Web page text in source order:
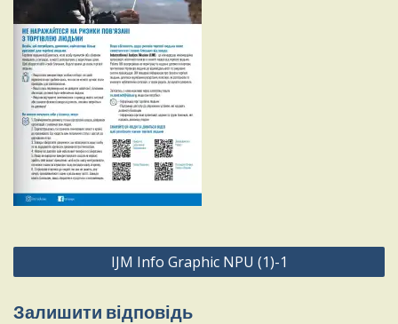
Навігація
записів
IJM Info Graphic NPU (1)-1
Залишити відповідь